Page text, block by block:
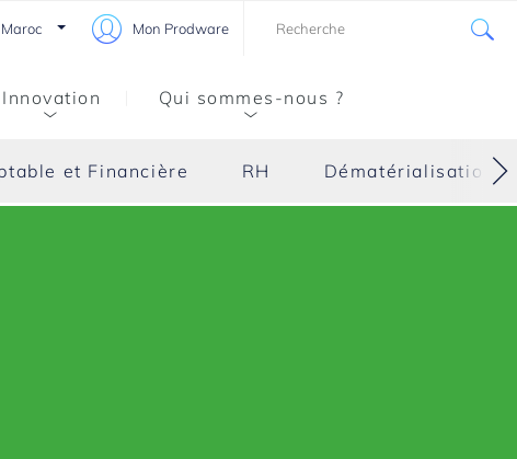
Maroc Mon Prodware
Innovation Qui sommes-nous ?
et Financière RH Dématérialisation